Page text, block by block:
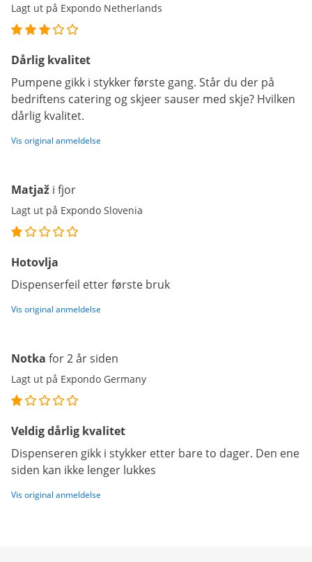
Lagt ut på Expondo Netherlands
Dårlig kvalitet
Pumpene gikk i stykker første gang. Står du der på
bedriftens catering og skjeer sauser med skje? Hvilken
dårlig kvalitet.
Vis original anmeldelse
Matjaž i fjor
Lagt ut på Expondo Slovenia
Hotovlja
Dispenserfeil etter første bruk
Vis original anmeldelse
Notka for 2 år siden
Lagt ut på Expondo Germany
Veldig dårlig kvalitet
Dispenseren gikk i stykker etter bare to dager. Den ene
siden kan ikke lenger lukkes
Vis original anmeldelse